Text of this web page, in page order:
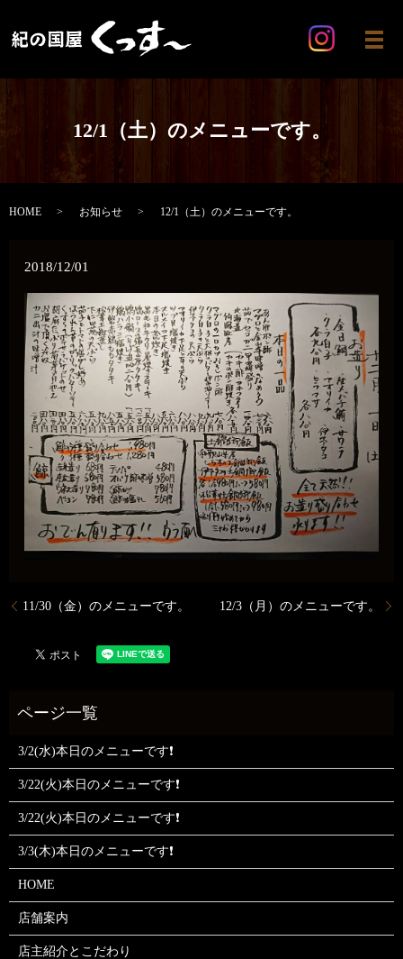
メ
12/1（土）のメニューです。
HOME お知らせ 12/1（土）のメニューです。
2018/12/01
11/30（金）のメニューです。 12/3（月）のメニューです。
3/2(水)本日のメニューです❗
3/22(火)本日のメニューです❗
3/22(火)本日のメニューです❗
3/3(木)本日のメニューです❗
HOME
店舗案内
店主紹介とこだわり